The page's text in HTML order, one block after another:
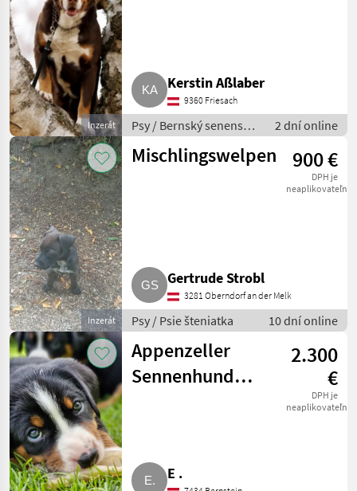
Inzerát
Kerstin Aßlaber
9360 Friesach
Psy / Bernský senenský
pes
2 dní online
Inzerát
Mischlingswelpen 900 €
DPH je
neaplikovateľné
Gertrude Strobl
3281 Oberndorf an der Melk
Psy / Psie šteniatka 10 dní online
Appenzeller
Sennenhund
2.300
€
DPH je
neaplikovateľné
E .